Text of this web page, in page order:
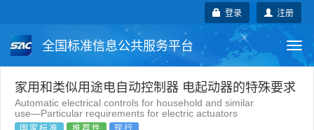
注册
登录
全国标准信息公共服务平台
国家标准 行业标准 地方标准
团体标准 企业标准 国际标准
家用和类似用途电自动控制器 电起动器的特殊要求
Automatic electrical controls for household and similar
use―Particular requirements for electric actuators